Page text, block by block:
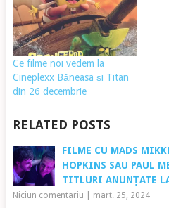
Ce filme noi vedem la
Cineplexx Băneasa și Titan
din 26 decembrie
RELATED POSTS
FILME CU MADS
HOPKINS SAU PAUL
TITLURI ANUNȚATE
Niciun comentariu mart. 25, 2024